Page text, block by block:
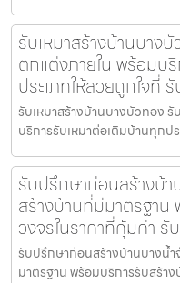
รับเหมาสร้างบ้านบาง
ตกแต่งภายใน พร้อมบ
ประเภทให้สวยถูกใจที่
รับเหมาสร้างบ้านบางบัวทอง
บริการรับเหมาต่อเติมบ้านทุกป
รับปรึกษาก่อนสร้างบ้า
สร้างบ้านที่มีมาตรฐา
วงจรในราคาที่คุ้มค่า รั
รับปรึกษาก่อนสร้างบ้านบางน้ำ
มาตรฐาน พร้อมบริการรับสร้า